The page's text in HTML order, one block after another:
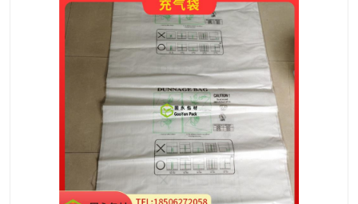
充气袋
缠绕膜
托盘裹包网兜